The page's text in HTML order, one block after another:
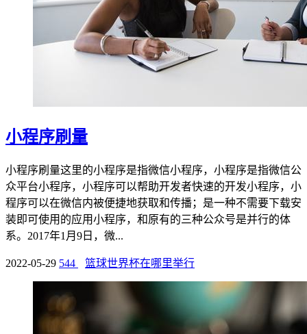
小程序刷量
小程序刷量这里的小程序是指微信小程序，小程序是指微信公
众平台小程序，小程序可以帮助开发者快速的开发小程序，小
程序可以在微信内被便捷地获取和传播；是一种不需要下载安
装即可使用的应用小程序，和原有的三种公众号是并行的体
系。2017年1月9日，微...
2022-05-29 544 篮球世界杯在哪里举行